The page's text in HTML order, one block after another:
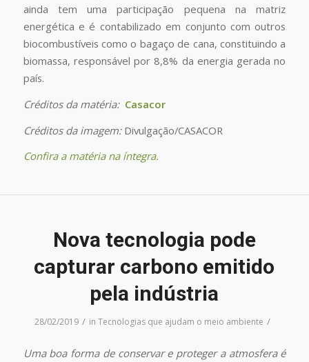
ainda tem uma participação pequena na matriz
energética e é contabilizado em conjunto com outros
biocombustíveis como o bagaço de cana, constituindo a
biomassa, responsável por 8,8% da energia gerada no
país.
Créditos da matéria: Casacor
Créditos da imagem: Divulgação/CASACOR
Confira a matéria na íntegra.
Nova tecnologia pode
capturar carbono emitido
pela indústria
28/02/2019 / inTecnologias que ajudam o meio ambiente /
Uma boa forma de conservar e proteger a atmosfera é